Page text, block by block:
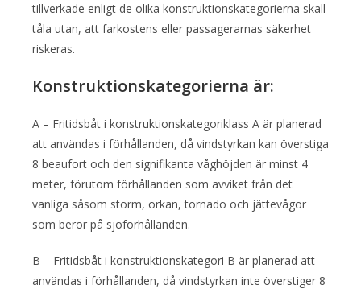
tillverkade enligt de olika konstruktionskategorierna skall
tåla utan, att farkostens eller passagerarnas säkerhet
riskeras.
Konstruktionskategorierna är:
A – Fritidsbåt i konstruktionskategoriklass A är planerad
att användas i förhållanden, då vindstyrkan kan överstiga
8 beaufort och den signifikanta våghöjden är minst 4
meter, förutom förhållanden som avviket från det
vanliga såsom storm, orkan, tornado och jättevågor
som beror på sjöförhållanden.
B – Fritidsbåt i konstruktionskategori B är planerad att
användas i förhållanden, då vindstyrkan inte överstiger 8